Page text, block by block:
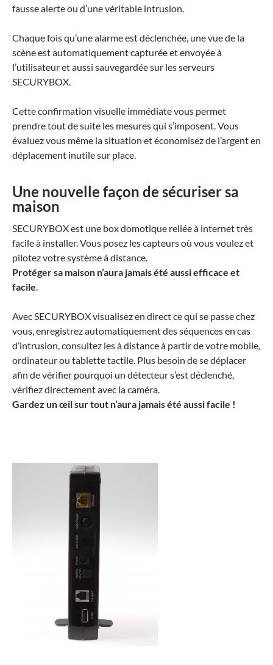
fausse alerte ou d’une véritable intrusion.
Chaque fois qu’une alarme est déclenchée, une vue de la
scène est automatiquement capturée et envoyée à
l’utilisateur et aussi sauvegardée sur les serveurs
SECURYBOX
Cette confirmation visuelle immédiate vous permet
prendre tout de suite les mesures qui s’imposent. Vous
évaluez vous même la situation et économisez de l’argent en
déplacement inutile sur place.
Une nouvelle façon de sécuriser sa
maison
SECURYBOXest une box domotique reliée à internet très
facile à installer. Vous posez les capteurs où vous voulez et
pilotez votre système à distance.
Protéger sa maison n’aura jamais été aussi efficace et
facile
Avec SECURYBOXvisualisez en direct ce qui se passe chez
vous, enregistrez automatiquement des séquences en cas
d’intrusion, consultez les à distance à partir de votre mobile,
ordinateur ou tablette tactile. Plus besoin de se déplacer
afin de vérifier pourquoi un détecteur s’est déclenché,
vérifiez directement avec la caméra.
Gardez un œil sur tout n’aura jamais été aussi facile !